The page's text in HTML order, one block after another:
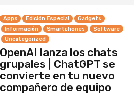
Apps Edición Especial
Gadgets
Información
Smartphones
Software
Uncategorized
OpenAI lanza los chats
grupales | ChatGPT se
convierte en tu nuevo
compañero de equipo